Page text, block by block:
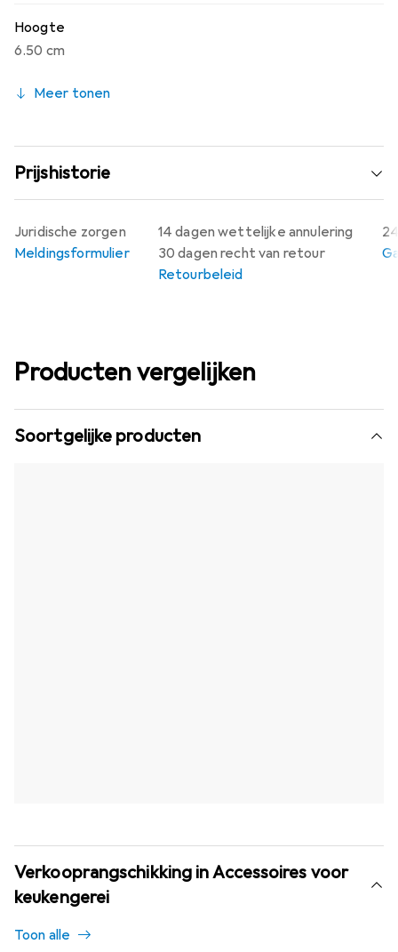
Hoogte
6.50 cm
Meer tonen
Prijshistorie
14 dagen wettelijke annulering
30 dagen recht van retour
Retourbeleid
Juridische zorgen
Meldingsformulier
Producten vergelijken
Soortgelijke producten
Verkooprangschikking in Accessoires voor
keukengerei
Toon alle